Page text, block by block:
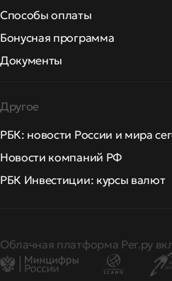
Способы оплаты
Бонусная программа
Документы
Другое
РБК: новости России и мира
Новости компаний РФ
РБК Инвестиции: курсы валют
Облачная платформа Рег.ру